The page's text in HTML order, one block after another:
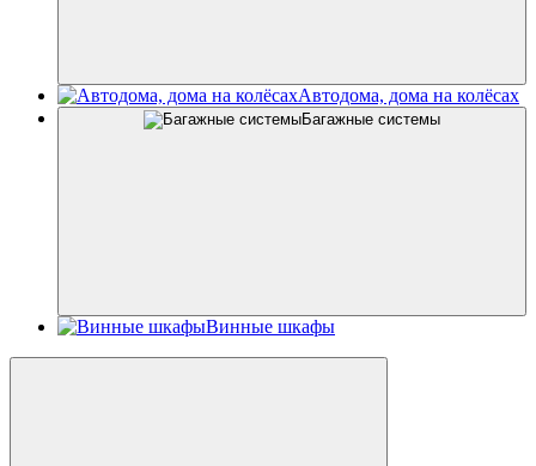
Автодома, дома на колёсах
Багажные системы
Винные шкафы